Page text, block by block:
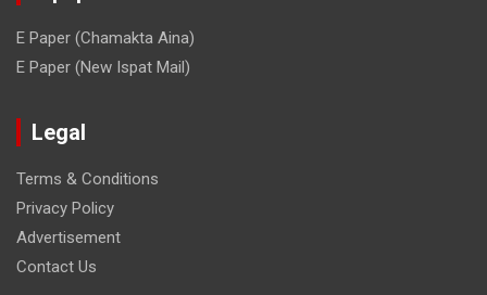
E Paper (Chamakta Aina)
E Paper (New Ispat Mail)
Legal
Terms & Conditions
Privacy Policy
Advertisement
Contact Us